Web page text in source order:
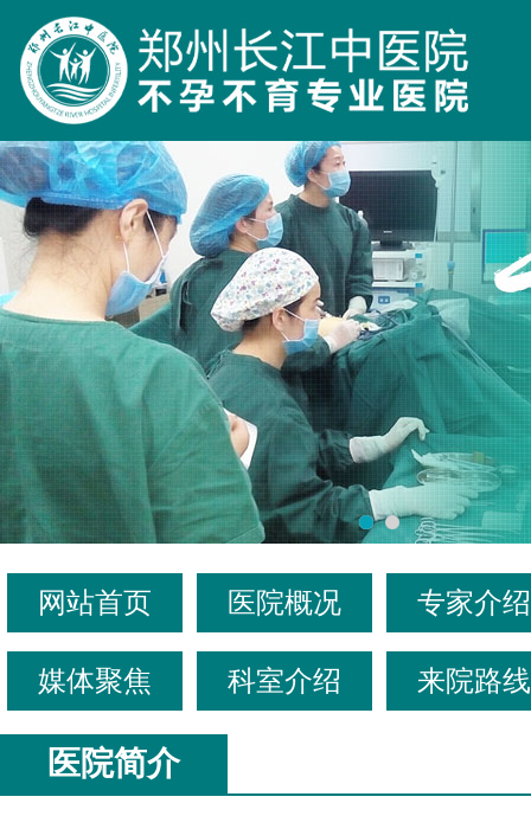
网站首页 医院概况 专家介绍
媒体聚焦 科室介绍 来院路线
医院简介